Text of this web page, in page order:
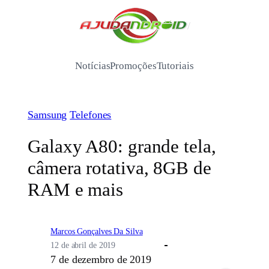
/
NotíciasPromoçõesTutoriais
Samsung Telefones
Galaxy A80: grande tela,
câmera rotativa, 8GB de
RAM e mais
Marcos Gonçalves Da Silva
12 de abril de 2019
7 de dezembro de 2019